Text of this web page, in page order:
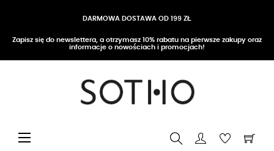
DARMOWA DOSTAWA OD 199 ZŁ
Zapisz się do newslettera, a otrzymasz 10% rabatu na pierwsze zakupy oraz
informacje o nowościach i promocjach!
Przełącz nawigację
☰